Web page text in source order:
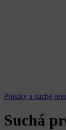
Poistky a suché
Suchá